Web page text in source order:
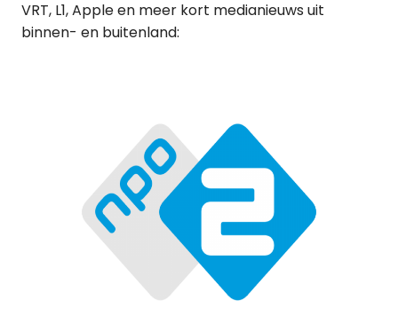
VRT, L1, Apple en meer kort medianieuws uit
binnen- en buitenland: